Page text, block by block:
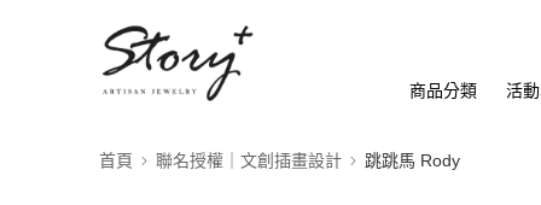
商品分類 活
首頁 聯名授權｜文創插畫設計 跳跳馬 Rody